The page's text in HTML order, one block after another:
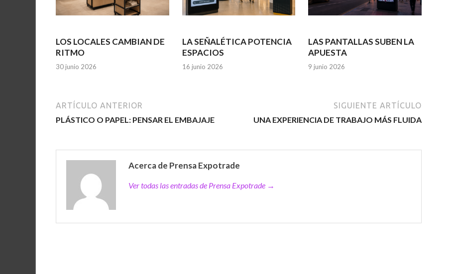
LOS LOCALES CAMBIAN DE
RITMO
30 junio 2026
LA SEÑALÉTICA POTENCIA
ESPACIOS
16 junio 2026
LAS PANTALLAS SUBEN LA
APUESTA
9 junio 2026
ARTÍCULO ANTERIOR
PLÁSTICO O PAPEL: PENSAR EL EMBAJAJE
SIGUIENTE ARTÍCULO
UNA EXPERIENCIA DE TRABAJO MÁS FLUIDA
Acerca de Prensa Expotrade
Ver todas las entradas de Prensa Expotrade →